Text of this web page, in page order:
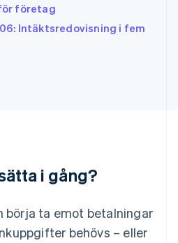
företag
Intäktsredovisning i fem
i gång?
börja ta emot betalningar
behövs – eller